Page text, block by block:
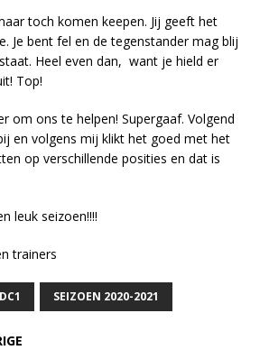
toch komen keepen. Jij geeft het
Je bent fel en de tegenstander mag blij
Heel even dan, want je hield er
Top!
om ons te helpen! Supergaaf. Volgend
en volgens mij klikt het goed met het
op verschillende posities en dat is
leuk seizoen!!!!
trainers
DC1 SEIZOEN 2020-2021